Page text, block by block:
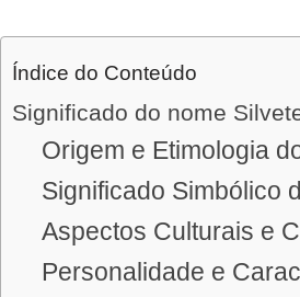
Índice do Conteúdo
Significado do nome
Origem e Etimologia
Significado Simbólico
Aspectos Culturais e
Personalidade e